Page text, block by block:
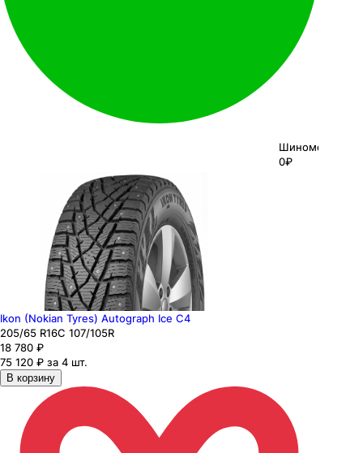
Шиномонтаж
0₽
Ikon (Nokian Tyres) Autograph Ice C4
205/65 R16C 107/105R
18 780 ₽
75 120 ₽ за 4 шт.
В корзину